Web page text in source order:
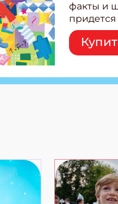
факты и
Внутри:
Ищем